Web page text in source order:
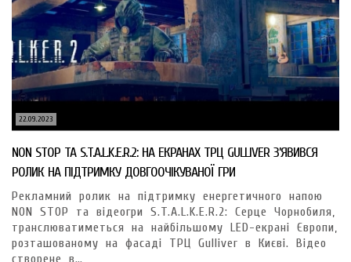
22.09.2023
NON STOP ТА S.T.A.L.K.E.R.2: НА ЕКРАНАХ ТРЦ GULLIVER З’ЯВИВСЯ
РОЛИК НА ПІДТРИМКУ ДОВГООЧІКУВАНОЇ ГРИ
Рекламний ролик на підтримку енергетичного напою
NON STOP та відеогри S.T.A.L.K.E.R.2: Серце Чорнобиля,
транслюватиметься на найбільшому LED-екрані Європи,
розташованому на фасаді ТРЦ Gulliver в Києві. Відео
створене в…